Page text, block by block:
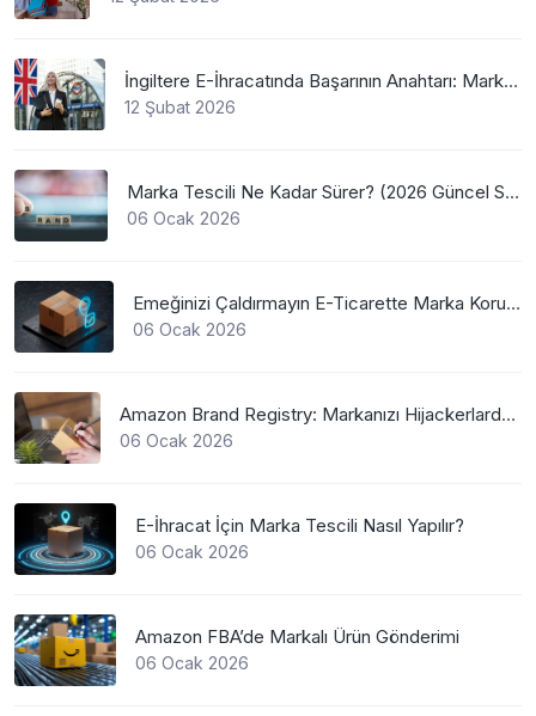
İngiltere E-İhracatında Başarının Anahtarı: Marka Tescili
12 Şubat 2026
Marka Tescili Ne Kadar Sürer? (2026 Güncel Süreler)
06 Ocak 2026
Emeğinizi Çaldırmayın E-Ticarette Marka Koruma
06 Ocak 2026
Amazon Brand Registry: Markanızı Hijackerlardan Koruyun
06 Ocak 2026
E-İhracat İçin Marka Tescili Nasıl Yapılır?
06 Ocak 2026
Amazon FBA’de Markalı Ürün Gönderimi
06 Ocak 2026